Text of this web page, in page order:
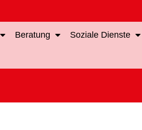
Beratung Soziale Dienste